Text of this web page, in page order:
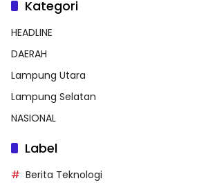
Kategori
HEADLINE
DAERAH
Lampung Utara
Lampung Selatan
NASIONAL
Label
Berita Teknologi